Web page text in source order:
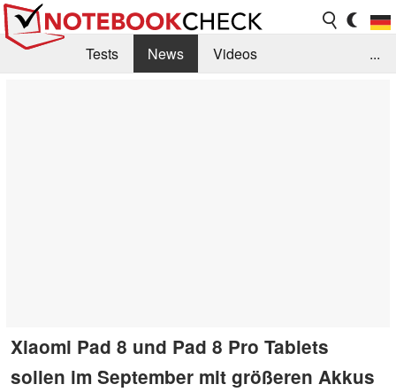
Tests News
Videos
...
Xiaomi Pad 8 und Pad 8 Pro Tablets
sollen im September mit größeren Akkus